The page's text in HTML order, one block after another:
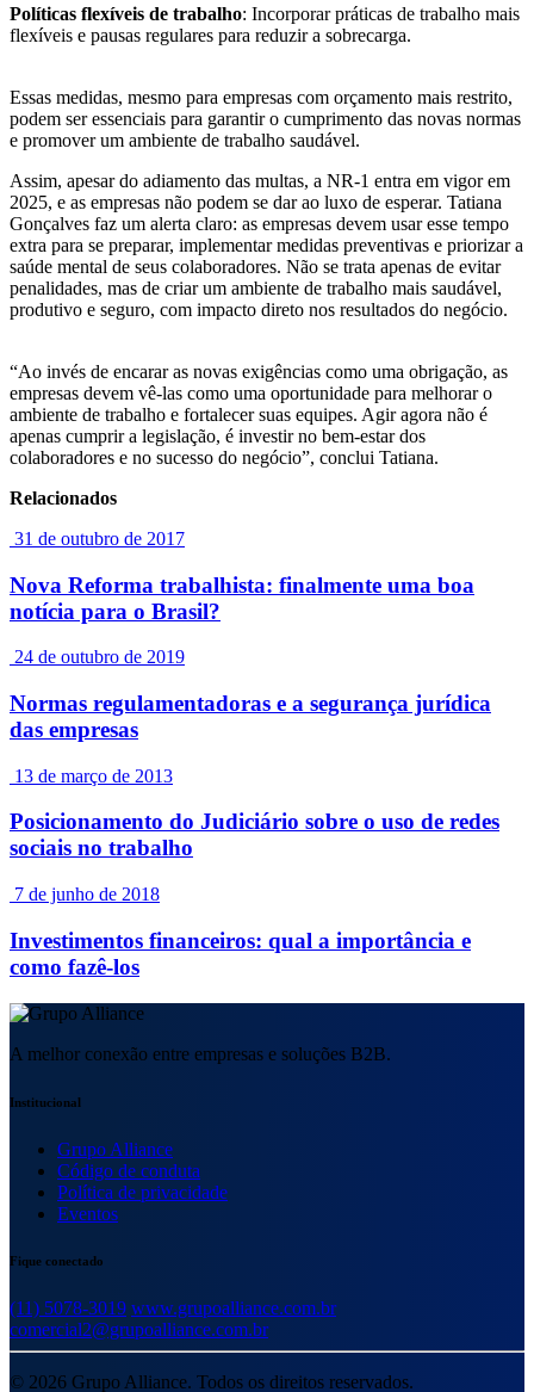
Políticas flexíveis de trabalho: Incorporar práticas de trabalho mais
flexíveis e pausas regulares para reduzir a sobrecarga.
Essas medidas, mesmo para empresas com orçamento mais restrito,
podem ser essenciais para garantir o cumprimento das novas normas
e promover um ambiente de trabalho saudável.
Assim, apesar do adiamento das multas, a NR-1 entra em vigor em
2025, e as empresas não podem se dar ao luxo de esperar. Tatiana
Gonçalves faz um alerta claro: as empresas devem usar esse tempo
extra para se preparar, implementar medidas preventivas e priorizar a
saúde mental de seus colaboradores. Não se trata apenas de evitar
penalidades, mas de criar um ambiente de trabalho mais saudável,
produtivo e seguro, com impacto direto nos resultados do negócio.
“Ao invés de encarar as novas exigências como uma obrigação, as
empresas devem vê-las como uma oportunidade para melhorar o
ambiente de trabalho e fortalecer suas equipes. Agir agora não é
apenas cumprir a legislação, é investir no bem-estar dos
colaboradores e no sucesso do negócio”, conclui Tatiana.
Relacionados
31 de outubro de 2017
Nova Reforma trabalhista: finalmente uma boa
notícia para o Brasil?
24 de outubro de 2019
Normas regulamentadoras e a segurança jurídica
das empresas
13 de março de 2013
Posicionamento do Judiciário sobre o uso de redes
sociais no trabalho
7 de junho de 2018
Investimentos financeiros: qual a importância e
como fazê-los
A melhor conexão entre empresas e soluções B2B.
Institucional
Grupo Alliance
Código de conduta
Política de privacidade
Eventos
Fique conectado
(11) 5078-3019 www.grupoalliance.com.br
comercial2@grupoalliance.com.br
© 2026 Grupo Alliance. Todos os direitos reservados.